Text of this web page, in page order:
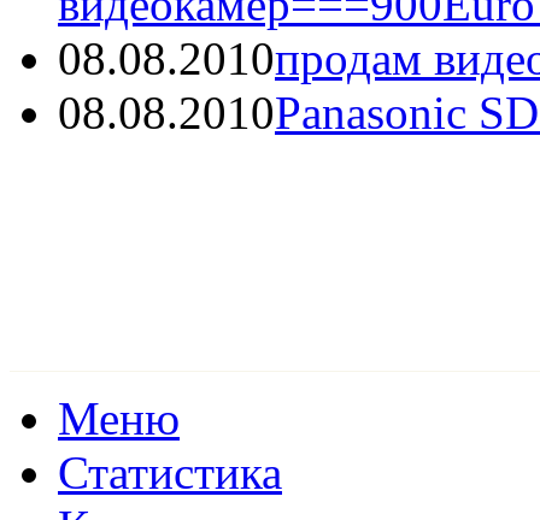
08.08.2010продам
08.08.2010Panasonic
Меню
Статистика